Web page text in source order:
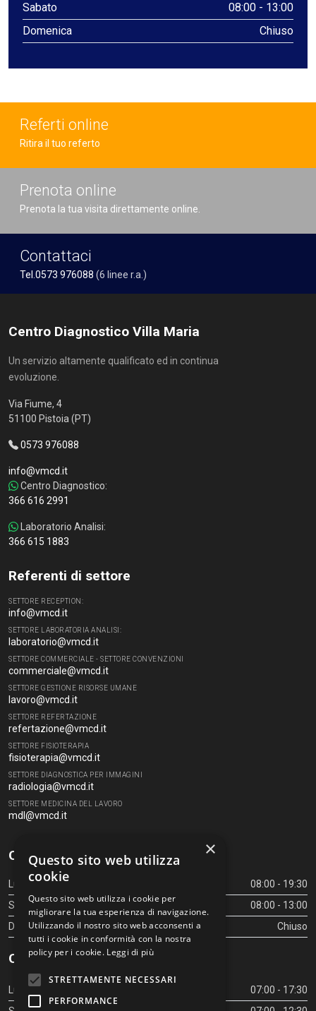
Sabato
08:00 - 13:00
Domenica
Chiuso
Referti online
Ritira il tuo referto
Prenota online
Prenota la tua visita direttamente online.
Contattaci
Tel.0573 976088 (6 linee r.a.)
Centro Diagnostico Villa Maria
Un servizio altamente qualificato ed in continua
evoluzione.
Via Fiume, 4
51100 Pistoia (PT)
0573 976088
info@vmcd.it
Centro Diagnostico:
366 616 2991
Laboratorio Analisi:
366 615 1883
Referenti di settore
SETTORE RECEPTION:
info@vmcd.it
SETTORE LABORATORIA ANALISI:
laboratorio@vmcd.it
SETTORE COMMERCIALE - SETTORE CONVENZIONI
commerciale@vmcd.it
SETTORE GESTIONE RISORSE UMANE
lavoro@vmcd.it
SETTORE REFERTAZIONE
refertazione@vmcd.it
SETTORE FISIOTERAPIA
fisioterapia@vmcd.it
SETTORE DIAGNOSTICA PER IMMAGINI
radiologia@vmcd.it
SETTORE MEDICINA DEL LAVORO
mdl@vmcd.it
Orari Centro Diagnostico
Lunedì - Venerdì
08:00 - 19:30
Sabato
08:00 - 13:00
Domenica
Chiuso
Orari Centro Diagnostico
Lunedì - Venerdì
07:00 - 17:30
×
Questo sito web utilizza
cookie
Questo sito web utilizza i cookie per
migliorare la tua esperienza di navigazione.
Utilizzando il nostro sito web acconsenti a
tutti i cookie in conformità con la nostra
policy per i cookie. Leggi di più
STRETTAMENTE NECESSARI
PERFORMANCE